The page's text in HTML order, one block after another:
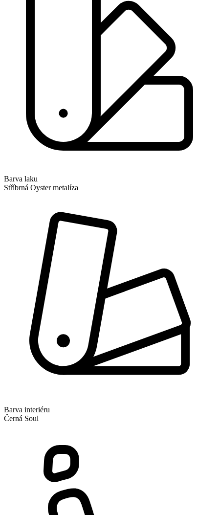
Barva laku
Stříbrná Oyster metalíza
Barva interiéru
Černá Soul